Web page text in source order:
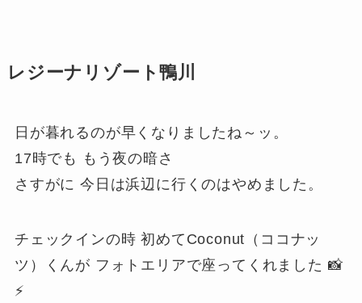
レジーナリゾート鴨川
日が暮れるのが早くなりましたね～ッ。
17時でも もう夜の暗さ
さすがに 今日は浜辺に行くのはやめました。
チェックインの時 初めてCoconut（ココナッ
ツ）くんが フォトエリアで座ってくれました 📸
⚡